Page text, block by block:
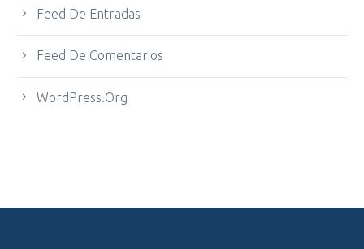
Feed De Entradas
Feed De Comentarios
WordPress.org